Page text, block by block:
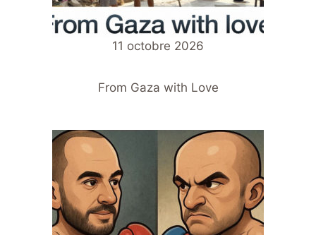
11 octobre 2026
From Gaza with Love